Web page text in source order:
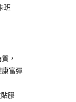
後
超商
請聯
關於
班
，
富彈
膠